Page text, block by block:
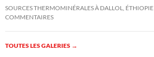
SOURCES THERMOMINÉRALES À DALLOL, ÉTHIOPIE
COMMENTAIRES
TOUTES LES GALERIES →